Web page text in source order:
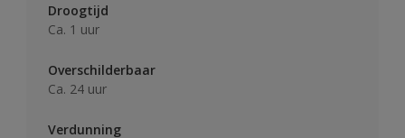
Droogtijd
Ca. 1 uur
Overschilderbaar
Ca. 24 uur
Verdunning